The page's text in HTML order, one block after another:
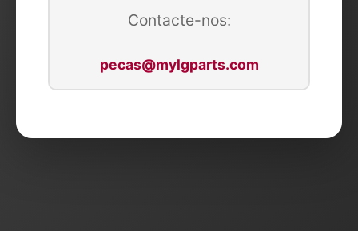
Contacte-nos:
pecas@mylgparts.com